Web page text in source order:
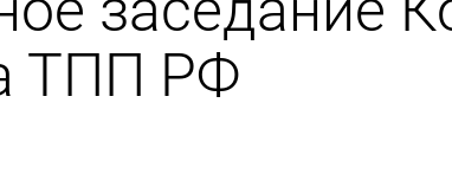
ТПП РФ